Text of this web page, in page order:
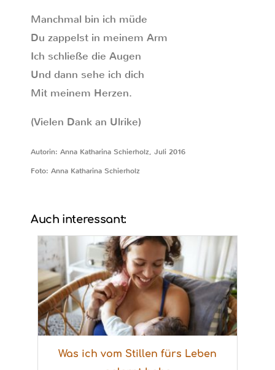
Manchmal bin ich müde
Du zappelst in meinem Arm
Ich schließe die Augen
Und dann sehe ich dich
Mit meinem Herzen.
(Vielen Dank an Ulrike)
Autorin: Anna Katharina Schierholz, Juli 2016
Foto: Anna Katharina Schierholz
Auch interessant:
Was ich vom Stillen fürs Leben